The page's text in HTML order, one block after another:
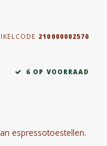
210000002570
6 OP VOORRAAD
espressotoestellen.